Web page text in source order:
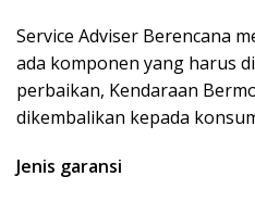
Service Adviser Berencana
ada komponen yang harus
perbaikan, Kendaraan
dikembalikan kepada
Jenis garansi